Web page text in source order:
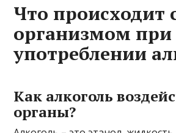
Что происходит
организмом при
употреблении
Как алкоголь
органы?